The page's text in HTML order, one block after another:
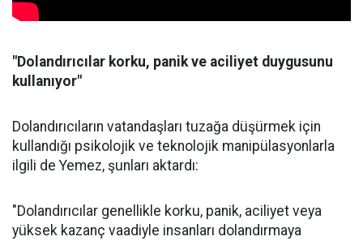
"Dolandırıcılar korku, panik ve aciliyet duygusunu
kullanıyor"
Dolandırıcıların vatandaşları tuzağa düşürmek için
kullandığı psikolojik ve teknolojik manipülasyonlarla
ilgili de Yemez, şunları aktardı:
"Dolandırıcılar genellikle korku, panik, aciliyet veya
yüksek kazanç vaadiyle insanları dolandırmaya